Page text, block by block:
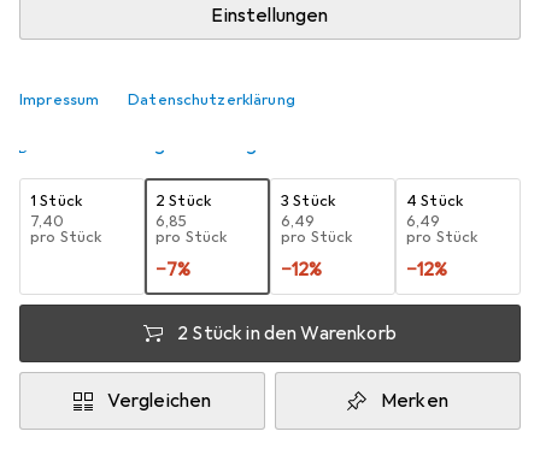
Einstellungen
Impressum Datenschutzerklärung
Zwischen Fr, 14.8. und Fr, 21.8. geliefert
7 Stück an Lager beim Lieferanten
Lieferort angeben für genaue Lieferzeit
1 Stück
EUR
7,40
pro Stück
2 Stück
EUR
6,85
pro Stück
−7%
3 Stück
EUR
6,49
pro Stück
−12%
4 Stück
EUR
6,49
pro Stück
−12%
2 Stück in den Warenkorb
Vergleichen Merken